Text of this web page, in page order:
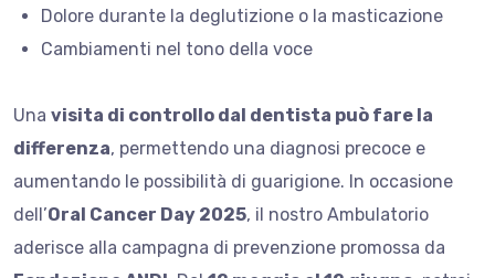
Dolore durante la deglutizione o la masticazione
Cambiamenti nel tono della voce
Una visita di controllo dal dentista può fare la
differenza, permettendo una diagnosi precoce e
aumentando le possibilità di guarigione. In occasione
dell’Oral Cancer Day 2025, il nostro Ambulatorio
aderisce alla campagna di prevenzione promossa da